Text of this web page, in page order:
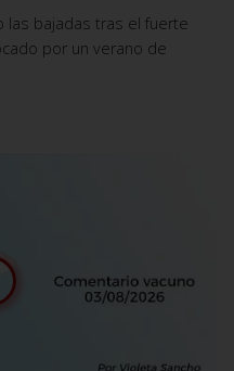
las bajadas tras el fuerte
por un verano de